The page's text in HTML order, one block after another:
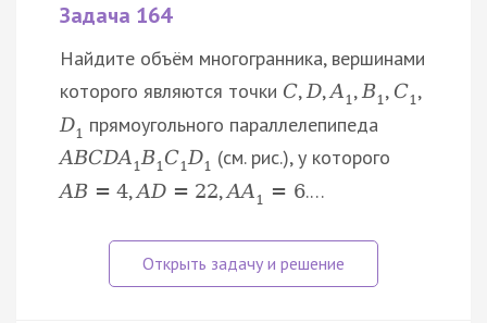
Задача 164
Найдите объём многогранника, вершинами
которого являются точки C,D,A1,B1, C1,
D1 прямоугольного параллелепипеда
ABCDA1B1C1D1 (см. рис.), у которого
AB = 4,AD = 22,AA 1 = 6.…